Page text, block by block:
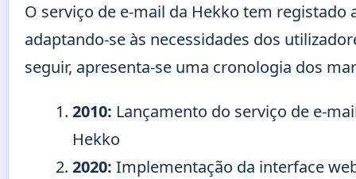
O serviço de e-mail da Hekko tem
adaptando-se às necessidades dos
seguir, apresenta-se uma cronologia dos
2010: Lançamento do serviço de e-
Hekko
2020: Implementação da interface